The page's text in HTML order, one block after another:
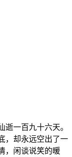
一百九十六天。
，却永远空出了一
，闲谈说笑的暖